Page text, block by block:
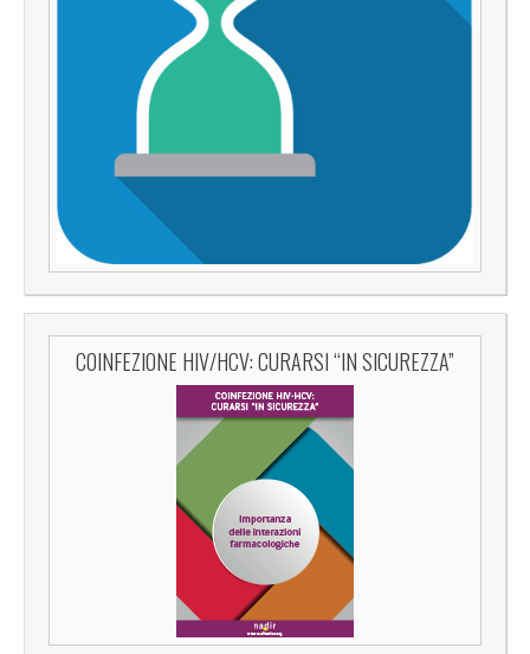
COINFEZIONE HIV/HCV: CURARSI “IN SICUREZZA”